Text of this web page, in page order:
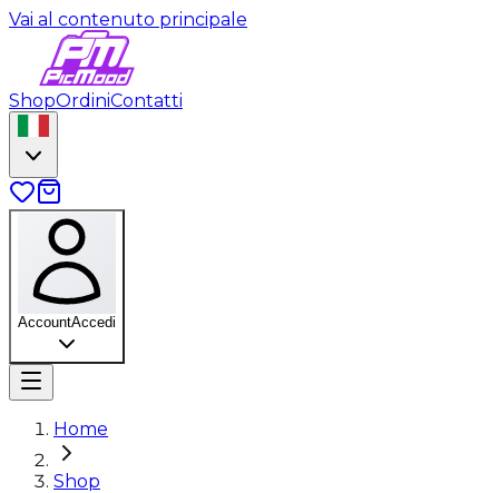
Vai al contenuto principale
ShopOrdiniContatti
AccountAccedi
Home
Shop